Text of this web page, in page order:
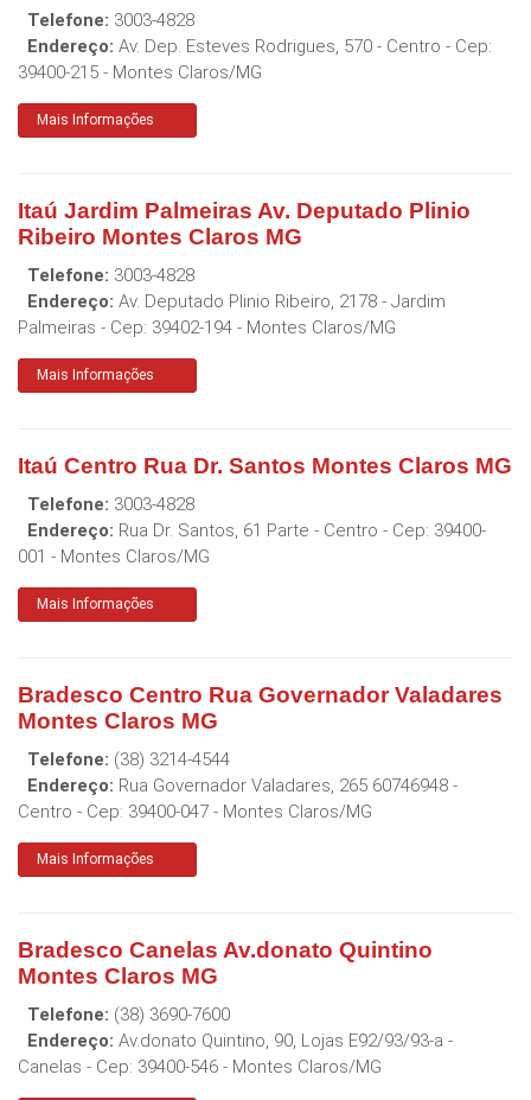
Telefone: 3003-4828
Endereço: Av. Dep. Esteves Rodrigues, 570 - Centro - Cep:
39400-215 - Montes Claros/MG
Mais Informações
Itaú Jardim Palmeiras Av. Deputado Plinio
Ribeiro Montes Claros MG
Telefone: 3003-4828
Endereço: Av. Deputado Plinio Ribeiro, 2178 - Jardim
Palmeiras - Cep: 39402-194 - Montes Claros/MG
Mais Informações
Itaú Centro Rua Dr. Santos Montes Claros MG
Telefone: 3003-4828
Endereço: Rua Dr. Santos, 61 Parte - Centro - Cep: 39400-
001 - Montes Claros/MG
Mais Informações
Bradesco Centro Rua Governador Valadares
Montes Claros MG
Telefone: (38) 3214-4544
Endereço: Rua Governador Valadares, 265 60746948 -
Centro - Cep: 39400-047 - Montes Claros/MG
Mais Informações
Bradesco Canelas Av.donato Quintino
Montes Claros MG
Telefone: (38) 3690-7600
Endereço: Av.donato Quintino, 90, Lojas E92/93/93-a -
Canelas - Cep: 39400-546 - Montes Claros/MG